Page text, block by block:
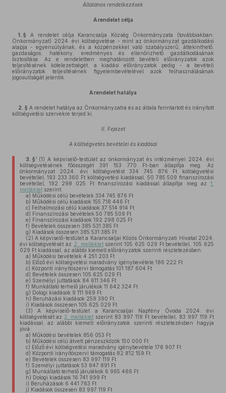
Általános rendelkezések
A rendelet célja
1. § A rendelet célja Karancsalja Község Önkormányzata (továbbiakban:
Önkormányzat) 2024. évi költségvetése - mint az önkormányzat gazdálkodási
alapja - egyensúlyának, és a közpénzekkel való szabályszerű, áttekinthető,
gazdaságos, hatékony, eredményes és ellenőrizhető gazdálkodásának
biztosítása. Az e rendeletben meghatározott bevételi előirányzatok azok
teljesítésének kötelezettségét, a kiadási előirányzatok pedig - a bevételi
előirányzatok teljesítésének figyelembevételével azok felhasználásának
jogosultságát jelentik.
A rendelet hatálya
2. § A rendelet hatálya az Önkormányzatra és az általa fenntartott és irányított
költségvetési szervekre terjed ki.
II. Fejezet
A költségvetés bevételei és kiadásai
3. § 1 (1) A képviselő-testület az önkormányzat és intézményei 2024. évi
költségvetésének főösszegét 391 153 770 Ft-ban állapítja meg. Az
önkormányzat 2024. évi költségvetést 334 745 876 Ft költségvetési
bevétellel, 193 233 360 Ft költségvetési kiadással, 50 785 509 finanszírozási
bevétellel, 192 298 025 Ft finanszírozási kiadással állapítja meg az 1.
mellékletszerint.
a) Működési célú bevételek 334 745 876 Ft
b) Működési célú kiadások 155 718 446 Ft
c) Felhalmozási célú kiadások 37 514 914 Ft
d) Finanszírozási bevételek 50 785 509 Ft
e) Finanszírozási kiadások 192 298 025 Ft
f) Bevételek összesen 385 531 385 Ft
g) Kiadások összesen 385 531 385 Ft
(2) A képviselő-testület a Karancsaljai Közös Önkormányzati Hivatal 2024.
évi költségvetését az 2. mellékletszerint 105 625 029 Ft bevétellel, 105 625
029 Ft kiadással, az alábbi kiemelt előirányzatok szerinti részletezésben:
a) Működési bevételek 4 251 203 Ft
b) Előző évi költségvetési maradvány igénybevétele 186 222 Ft
c) Központi irányítószervi támogatás 101 187 604 Ft
d) Bevételek összesen 105 625 029 Ft
e) Személyi juttatások 84 611 346 Ft
f) Munkáltató terhelő járulékok 11 642 324 Ft
g) Dologi kiadások 9 111 969 Ft
h) Beruházási kiadások 259 390 Ft
i) Kiadások összesen 105 625 029 Ft
(3) A képviselő-testület a Karancsaljai Napfény Óvoda 2024. évi
költségvetését az3. melléklet szerint 83 997 119 Ft bevétellel, 83 997 119 Ft
kiadással, az alábbi kiemelt előirányzatok szerinti részletezésben hagyja
jóvá:
a) Működési bevételek 856 053 Ft
b) Működési célú átvett pénzeszközök 150 000 Ft
c) Előző évi költségvetési maradvány igénybevétele 178 907 Ft
d) Központi irányítószervi támogatás 82 812 159 Ft
e) Bevételek összesen 83 997 119 Ft
f) Személyi juttatások 53 847 891 Ft
g) Munkáltató terhelő járulékok 6 965 466 Ft
h) Dologi kiadások 16 741 999 Ft
i) Beruházások 6 441 763 Ft
j) Kiadások összesen 83 997 119 Ft